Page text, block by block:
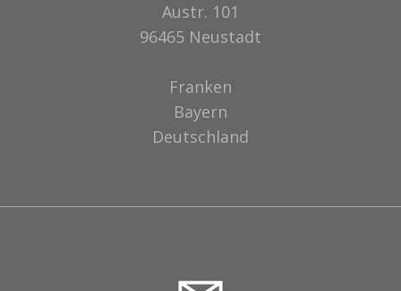
Austr. 101
96465 Neustadt
Franken
Bayern
Deutschland